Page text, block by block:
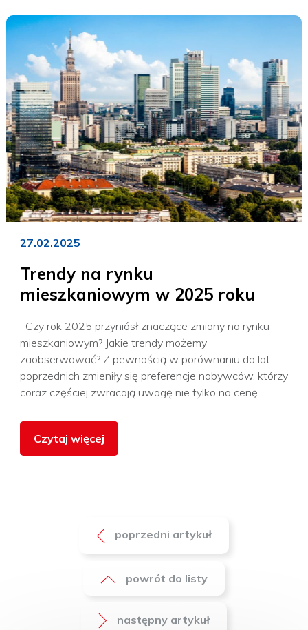
27.02.2025
Trendy na rynku
mieszkaniowym w 2025 roku
Czy rok 2025 przyniósł znaczące zmiany na rynku
mieszkaniowym? Jakie trendy możemy
zaobserwować? Z pewnością w porównaniu do lat
poprzednich zmieniły się preferencje nabywców, którzy
coraz częściej zwracają uwagę nie tylko na cenę...
Czytaj więcej
poprzedni artykuł
powrót do listy
następny artykuł